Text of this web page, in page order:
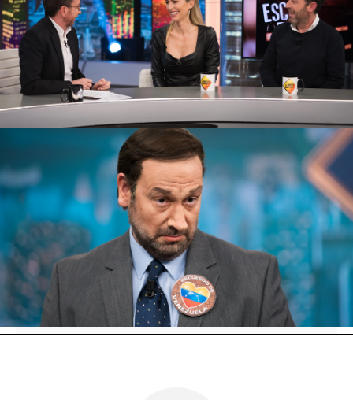
Carlos Latre ha sorprendido a todos con una
magnífica caracterización del ministro de
Transportes, Movilidad y Agenda Urbana. El
colaborador de 'El Hormiguero 3.0' ha explicado,
metido en la piel de Ábalos, qué ocurrió con
Delcy Rodríguez.
Por otra parte, las risas se han desatado en el
plató al jugar a ' El teléfono escacharrado de
imitaciones
' en el que Josep Pedrerol y Robert
De Niro han sido los protagonistas indiscutibles.
Más sobre este tema:
El Hormiguero 3.0